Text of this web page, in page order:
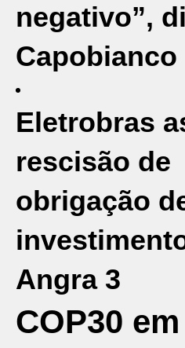
negativo”,
Capobianco
Eletrobras
rescisão de
obrigação
Angra 3
COP30 em